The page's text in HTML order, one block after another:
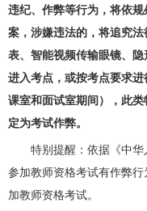
违纪、作弊等行为，将依
案，涉嫌违法的，将追究
表、智能视频传输眼镜、
进入考点，或按考点要求
课室和面试室期间），此
定为考试作弊。
特别提醒：依据《中华
参加教师资格考试有作弊
加教师资格考试。